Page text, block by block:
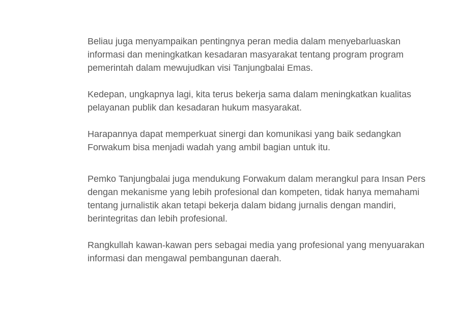
Beliau juga menyampaikan pentingnya peran media dalam menyebarluaskan
informasi dan meningkatkan kesadaran masyarakat tentang program program
pemerintah dalam mewujudkan visi Tanjungbalai Emas.
Kedepan, ungkapnya lagi, kita terus bekerja sama dalam meningkatkan kualitas
pelayanan publik dan kesadaran hukum masyarakat.
Harapannya dapat memperkuat sinergi dan komunikasi yang baik sedangkan
Forwakum bisa menjadi wadah yang ambil bagian untuk itu.
Pemko Tanjungbalai juga mendukung Forwakum dalam merangkul para Insan Pers
dengan mekanisme yang lebih profesional dan kompeten, tidak hanya memahami
tentang jurnalistik akan tetapi bekerja dalam bidang jurnalis dengan mandiri,
berintegritas dan lebih profesional.
Rangkullah kawan-kawan pers sebagai media yang profesional yang menyuarakan
informasi dan mengawal pembangunan daerah.